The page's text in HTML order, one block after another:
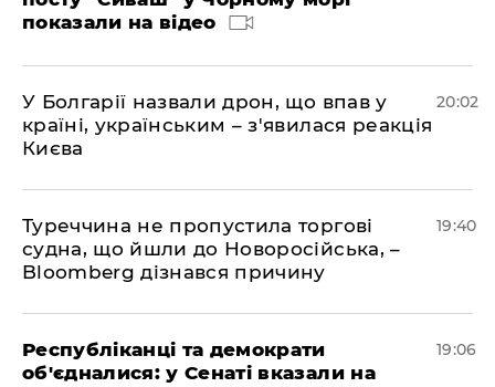
показали на відео
У Болгарії назвали дрон, що впав у
країні, українським – з'явилася реакція
Києва
20:02
Туреччина не пропустила торгові
судна, що йшли до Новоросійська, –
Bloomberg дізнався причину
19:40
Республіканці та демократи
об'єдналися: у Сенаті вказали на
19:06